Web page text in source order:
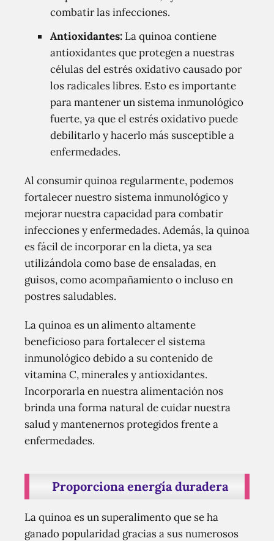
combatir las infecciones.
Antioxidantes: La quinoa contiene
antioxidantes que protegen a nuestras
células del estrés oxidativo causado por
los radicales libres. Esto es importante
para mantener un sistema inmunológico
fuerte, ya que el estrés oxidativo puede
debilitarlo y hacerlo más susceptible a
enfermedades.
Al consumir quinoa regularmente, podemos
fortalecer nuestro sistema inmunológico y
mejorar nuestra capacidad para combatir
infecciones y enfermedades. Además, la quinoa
es fácil de incorporar en la dieta, ya sea
utilizándola como base de ensaladas, en
guisos, como acompañamiento o incluso en
postres saludables.
La quinoa es un alimento altamente
beneficioso para fortalecer el sistema
inmunológico debido a su contenido de
vitamina C, minerales y antioxidantes.
Incorporarla en nuestra alimentación nos
brinda una forma natural de cuidar nuestra
salud y mantenernos protegidos frente a
enfermedades.
Proporciona energía duradera
La quinoa es un superalimento que se ha
ganado popularidad gracias a sus numerosos